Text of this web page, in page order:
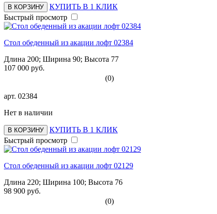
В КОРЗИНУ
КУПИТЬ В 1 КЛИК
Быстрый просмотр
Стол обеденный из акации лофт 02384
Длина 200; Ширина 90; Высота 77
107 000 руб.
(0)
арт. 02384
Нет в наличии
В КОРЗИНУ
КУПИТЬ В 1 КЛИК
Быстрый просмотр
Стол обеденный из акации лофт 02129
Длина 220; Ширина 100; Высота 76
98 900 руб.
(0)